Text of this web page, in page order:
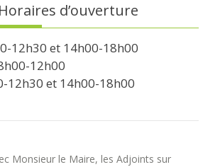
Horaires d’ouverture
12h30 et 14h00-18h00
12h00
12h30 et 14h00-18h00
Monsieur le Maire, les Adjoints sur